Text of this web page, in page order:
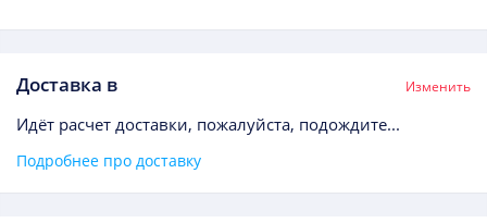
Доставка в Изменить
Идёт расчет доставки, пожалуйста, подождите...
Подробнее про доставку